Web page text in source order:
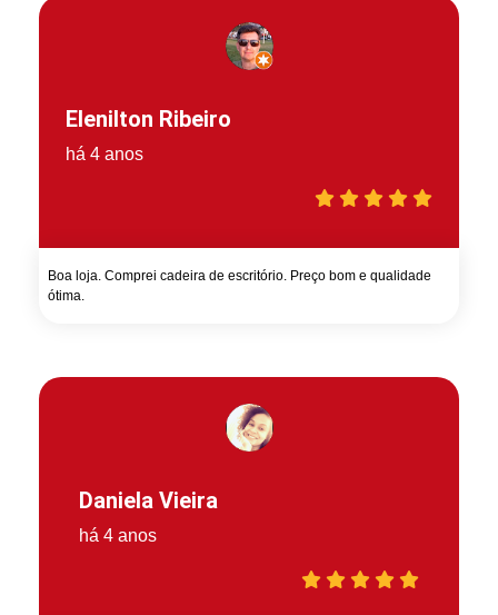
Elenilton Ribeiro
há 4 anos
Boa loja. Comprei cadeira de escritório. Preço bom e qualidade
ótima.
Daniela Vieira
há 4 anos